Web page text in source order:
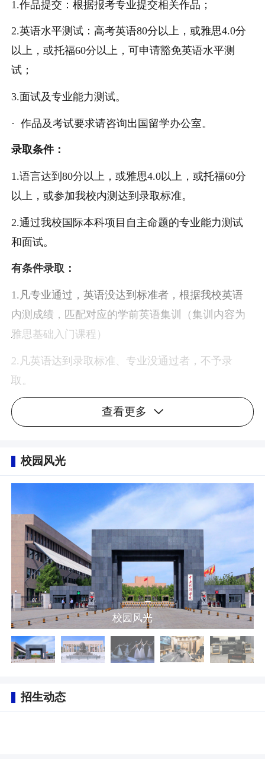
1.作品提交：根据报考专业提交相关作品；
2.英语水平测试：高考英语80分以上，或雅思4.0分
以上，或托福60分以上，可申请豁免英语水平测
试；
3.面试及专业能力测试。
· 作品及考试要求请咨询出国留学办公室。
录取条件：
1.语言达到80分以上，或雅思4.0以上，或托福60分
以上，或参加我校内测达到录取标准。
2.通过我校国际本科项目自主命题的专业能力测试
和面试。
有条件录取：
1.凡专业通过，英语没达到标准者，根据我校英语
内测成绩，匹配对应的学前英语集训（集训内容为
雅思基础入门课程）
2.凡英语达到录取标准、专业没通过者，不予录
取。
查看更多
校园风光
校园风光
招生动态